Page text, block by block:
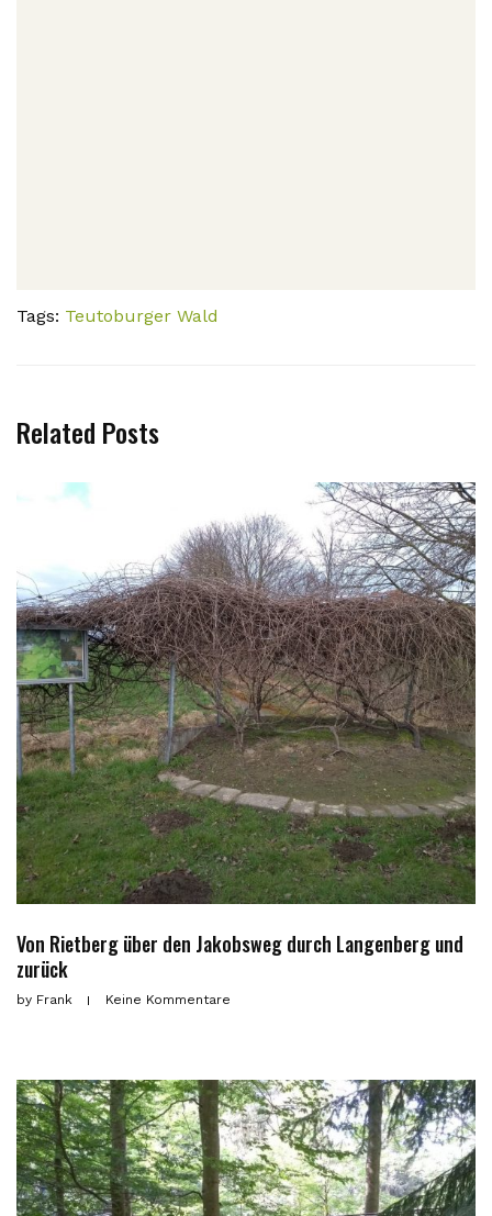
Tags: Teutoburger Wald
Related Posts
Von Rietberg über den Jakobsweg durch Langenberg und
zurück
by Frank Keine Kommentare